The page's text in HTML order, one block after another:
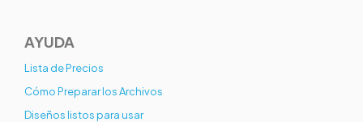
AYUDA
Lista de Precios
Cómo Preparar los Archivos
Diseños listos para usar